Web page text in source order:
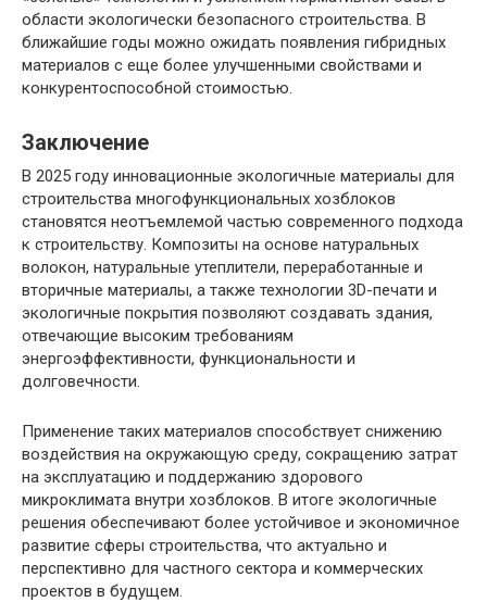
области экологически безопасного строительства. В
ближайшие годы можно ожидать появления гибридных
материалов с еще более улучшенными свойствами и
конкурентоспособной стоимостью.
Заключение
В 2025 году инновационные экологичные материалы для
строительства многофункциональных хозблоков
становятся неотъемлемой частью современного подхода
к строительству. Композиты на основе натуральных
волокон, натуральные утеплители, переработанные и
вторичные материалы, а также технологии 3D-печати и
экологичные покрытия позволяют создавать здания,
отвечающие высоким требованиям
энергоэффективности, функциональности и
долговечности.
Применение таких материалов способствует снижению
воздействия на окружающую среду, сокращению затрат
на эксплуатацию и поддержанию здорового
микроклимата внутри хозблоков. В итоге экологичные
решения обеспечивают более устойчивое и экономичное
развитие сферы строительства, что актуально и
перспективно для частного сектора и коммерческих
проектов в будущем.